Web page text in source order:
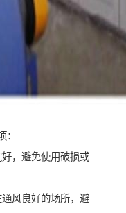
，避免使用破损或
风良好的场所，避